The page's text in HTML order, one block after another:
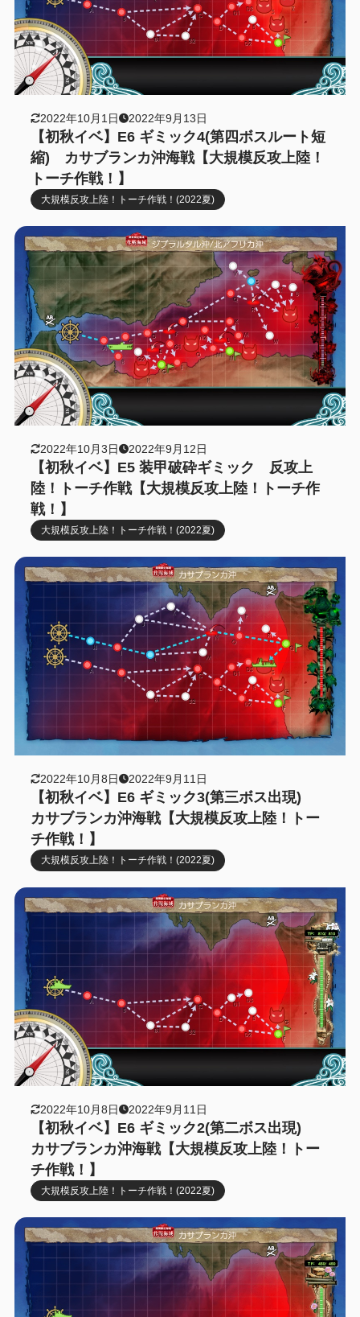
2022年10月1日 2022年9月13日
【初秋イベ】E6 ギミック4(第四ボスルート短
縮) カサブランカ沖海戦【大規模反攻上陸！
トーチ作戦！】
大規模反攻上陸！トーチ作戦！(2022夏)
2022年10月3日 2022年9月12日
【初秋イベ】E5 装甲破砕ギミック 反攻上
陸！トーチ作戦【大規模反攻上陸！トーチ作
戦！】
大規模反攻上陸！トーチ作戦！(2022夏)
2022年10月8日 2022年9月11日
【初秋イベ】E6 ギミック3(第三ボス出現)
カサブランカ沖海戦【大規模反攻上陸！トー
チ作戦！】
大規模反攻上陸！トーチ作戦！(2022夏)
2022年10月8日 2022年9月11日
【初秋イベ】E6 ギミック2(第二ボス出現)
カサブランカ沖海戦【大規模反攻上陸！トー
チ作戦！】
大規模反攻上陸！トーチ作戦！(2022夏)